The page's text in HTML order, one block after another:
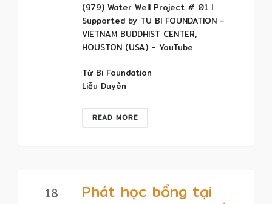
(979) Water Well Project # 01 l
Supported by TU BI FOUNDATION –
VIETNAM BUDDHIST CENTER,
HOUSTON (USA) – YouTube
Từ Bi Foundation
Liễu Duyên
READ MORE
18 Phát học bổng tại